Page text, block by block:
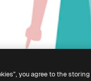
you agree to the